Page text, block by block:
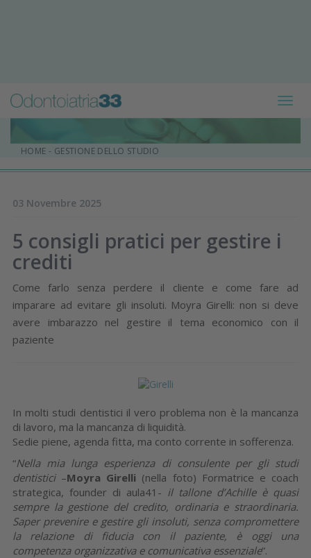
HOME - GESTIONE DELLO STUDIO
03 Novembre 2025
5 consigli pratici per gestire i
crediti
Come farlo senza perdere il cliente e come fare ad
imparare ad evitare gli insoluti. Moyra Girelli: non si deve
avere imbarazzo nel gestire il tema economico con il
paziente
In molti studi dentistici il vero problema non è la mancanza
di lavoro, ma la mancanza di liquidità.
Sedie piene, agenda fitta, ma conto corrente in sofferenza.
“Nella mia lunga esperienza di consulente per gli studi
dentistici–Moyra Girelli (nella foto) Formatrice e coach
strategica, founder di aula41- il tallone d’Achille è quasi
sempre la gestione del credito, ordinaria e straordinaria.
Saper prevenire e gestire gli insoluti, senza compromettere
la relazione di fiducia con il paziente, è oggi una
competenza organizzativa e comunicativa essenziale”.